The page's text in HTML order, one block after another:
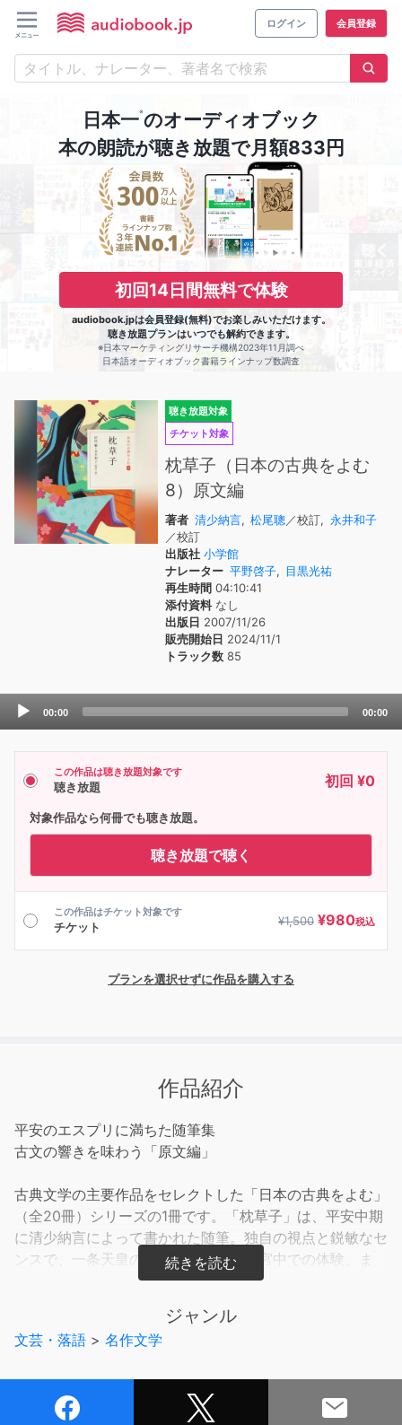
ログイン 会員登録
日本一※のオーディオブック
本の朗読が聴き放題で月額833円
初回14日間無料で体験
audiobook.jpは会員登録(無料)でお楽しみいただけます。
聴き放題プランはいつでも解約できます。
※日本マーケティングリサーチ機構2023年11月調べ
日本語オーディオブック書籍ラインナップ数調査
聴き放題対象
チケット対象
枕草子（日本の古典をよむ
8）原文編
著者 清少納言, 松尾聰 ／校訂, 永井和子
／校訂
出版社 小学館
ナレーター 平野啓子, 目黒光祐
再生時間 04:10:41
添付資料なし
出版日 2007/11/26
販売開始日 2024/11/1
トラック数 85
Audio
00:00 00:00
この作品は聴き放題対象です
聴き放題 初回 ¥0
対象作品なら何冊でも聴き放題。
聴き放題で聴く
この作品はチケット対象です
チケット ¥1,500 ¥980税込
プランを選択せずに作品を購入する
作品紹介
平安のエスプリに満ちた随筆集
古文の響きを味わう「原文編」
古典文学の主要作品をセレクトした「日本の古典をよむ」
（全20冊）シリーズの1冊です。「枕草子」は、平安中期
に清少納言によって書かれた随筆。独自の視点と鋭敏なセ
ンスで、一条天皇の中宮定子に仕えた宮中での体験、ま
た、自然や人生などさまざまな事柄に対する感慨を綴った
全三百余段から著名な章段84段を選び、現代語訳と原文
とで構成した本書から、原文部分を集めたものです。
次」からご確認ください。
ジャンル
文芸・落語 > 名作文学